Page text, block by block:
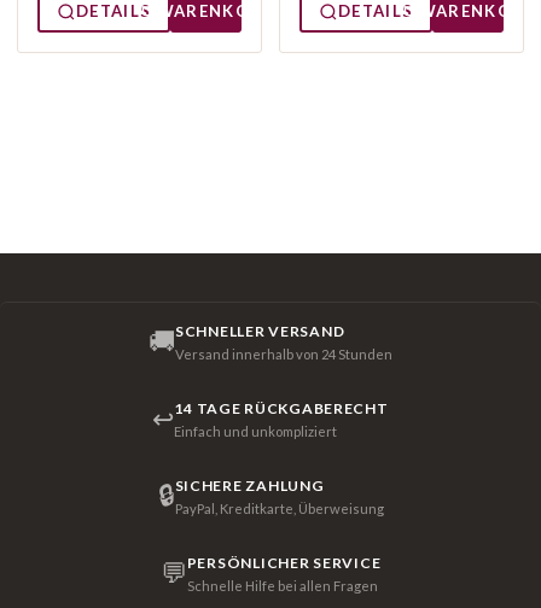
DETAILS
WARENKORB DETAILS WARENKORB
🚚SCHNELLER VERSAND
Versand innerhalb von 24 Stunden
↩14 TAGE RÜCKGABERECHT
Einfach und unkompliziert
🔒SICHERE ZAHLUNG
PayPal, Kreditkarte, Überweisung
💬 PERSÖNLICHER SERVICE
Schnelle Hilfe bei allen Fragen